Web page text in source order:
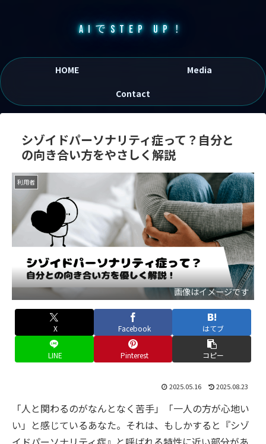
AIでSTEP UP！
HOME
Media
Contact
シゾイドパーソナリティ症って？自分と
の向き合い方をやさしく解説
利用者
画像はイメージです
X Facebook はてブ
LINE Pinterest コピー
2025.05.16 2025.08.23
「人と関わるのがなんとなく苦手」「一人の方が心地い
い」と感じているあなた。それは、もしかすると『シゾ